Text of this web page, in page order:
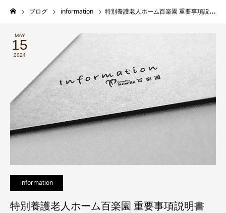
ブログ information 特別養護老人ホーム百楽園 重要事項説明書
MAY
15
2024
information
特別養護老人ホーム百楽園 重要事項説明書